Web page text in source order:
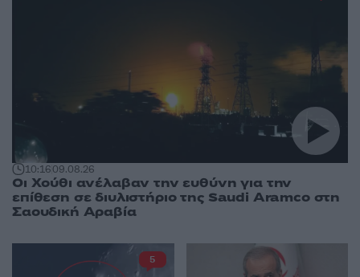
10:1609.08.26
Οι Χούθι ανέλαβαν την ευθύνη για την
επίθεση σε διυλιστήριο της Saudi Aramco στη
Σαουδική Αραβία
5